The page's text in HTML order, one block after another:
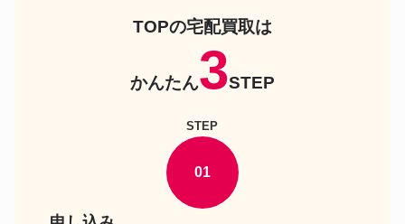
ZANEARTS ゼインアーツGIGI-
1 ギギ ワンポールシェルタース
Coleman コールマンランタン
2500 ノーススター LPガスラン
マイナーズランタン
Gstove ジーストーブアウトドア
薪ストーブHeat View XL
ogawa オガワテントティエラワ
イド グランドマット
TOPの宅配買取は
かんたん3STEP
STEP
01